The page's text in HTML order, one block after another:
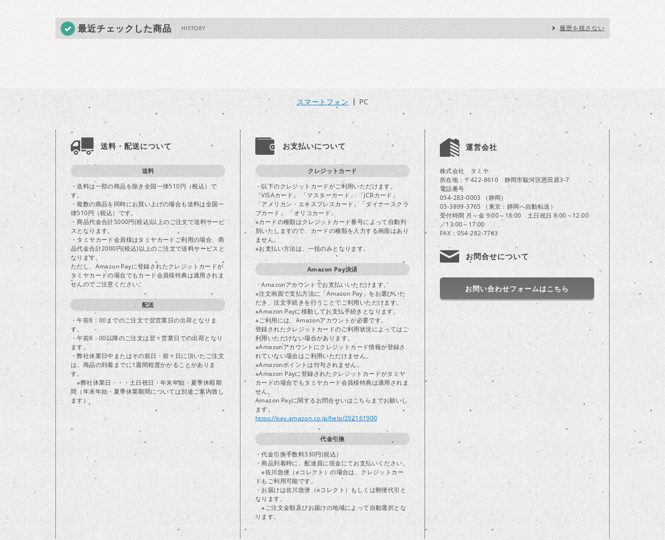
最近チェックした商品 履歴を残さない
スマートフォン PC
送料・配送について
送料
・送料は一部の商品を除き全国一律510円（税込）で
す。
・複数の商品を同時にお買い上げの場合も送料は全国一
律510円（税込）です。
・商品代金合計5000円(税込)以上のご注文で送料サービ
スとなります。
・タミヤカード会員様はタミヤカードご利用の場合、商
品代金合計2000円(税込)以上のご注文で送料サービスと
なります。
ただし、Amazon Payに登録されたクレジットカードが
タミヤカードの場合でもカード会員様特典は適用されま
せんのでご注意ください。
配送
・午前8：00までのご注文で翌営業日の出荷となりま
す。
・午前8：00以降のご注文は翌々営業日での出荷となり
ます。
・弊社休業日中またはその前日・前々日に頂いたご注文
は、商品の到着までに1週間程度かかることがありま
す。
※弊社休業日・・・土日祝日・年末年始・夏季休暇期
間（年末年始・夏季休業期間については別途ご案内致し
ます）
お支払いについて
クレジットカード
・以下のクレジットカードがご利用いただけます。
「VISAカード」 「マスターカード」 「JCBカード」
「アメリカン・エキスプレスカード」「ダイナースクラ
ブカード」 「オリコカード」
※カードの種類はクレジットカード番号によって自動判
別いたしますので、カードの種類を入力する画面はあり
ません。
※お支払い方法は、一括のみとなります。
Amazon Pay決済
・Amazonアカウントでお支払いいただけます。
※注文画面で支払方法に「Amazon Pay」をお選びいた
だき、注文手続きを行うことでご利用いただけます。
※Amazon Payに移動してお支払手続きとなります。
※ご利用には、Amazonアカウントが必要です。
登録されたクレジットカードのご利用状況によってはご
利用いただけない場合があります。
※Amazonアカウントにクレジットカード情報が登録さ
れていない場合はご利用いただけません。
※Amazonポイントは付与されません。
※Amazon Payに登録されたクレジットカードがタミヤ
カードの場合でもタミヤカード会員様特典は適用されま
せん。
Amazon Payに関するお問合せいはこちらまでお願いし
ます。
https://pay.amazon.co.jp/help/202161900
代金引換
・代金引換手数料330円(税込）
・商品到着時に、配達員に現金にてお支払いください。
※佐川急便（eコレクト）の場合は、クレジットカー
ドもご利用可能です。
・お届けは佐川急便（eコレクト）もしくは郵便代引と
なります。
※ご注文金額及びお届けの地域によって自動選択とな
ります。
運営会社
株式会社 タミヤ
所在地：〒422-8610 静岡市駿河区恩田原3-7
電話番号
054-283-0003 （静岡）
03-3899-3765 （東京：静岡へ自動転送）
受付時間 月～金 9:00～18:00 土日祝日 8:00～12:00
／13:00～17:00
FAX：054-282-7763
お問合せについて
お問い合わせフォームはこちら